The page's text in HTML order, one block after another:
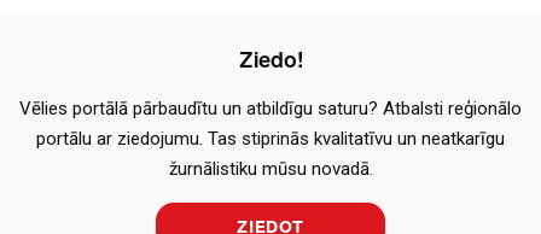
Ziedo!
Vēlies portālā pārbaudītu un atbildīgu saturu? Atbalsti reģionālo
portālu ar ziedojumu. Tas stiprinās kvalitatīvu un neatkarīgu
žurnālistiku mūsu novadā.
ZIEDOT